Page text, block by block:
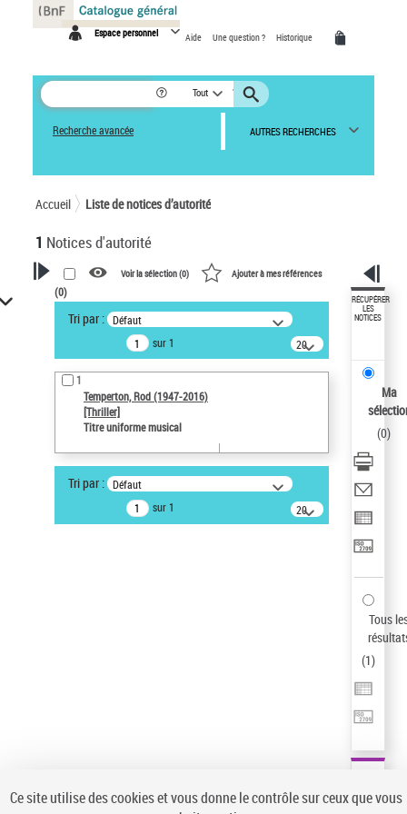
Espace personnel Aide Une question ? Historique
Tout
Recherche avancée AUTRES RECHERCHES
Accueil Liste de notices d’autorité
1 Notices d'autorité
VOTRE RECHERCHE
Recherche avancée dans les
notices d’autorité
Œuvres liées à l'auteur :
Temperton, Rod (1947-2016)
Sauvegarder votre recherche
AFFINER
Type de notice d'autorité
Voir la sélection (0) Ajouter à mes références
(0)
Tri par : Défaut
sur 1
20
résultats/page
1
Temperton, Rod (1947-2016)
[Thriller]
Titre uniforme musical
Tri par : Défaut
sur 1
20
résultats/page
RÉCUPÉRER
LES
NOTICES
Ma
(0)
Tous
(1)
Panneau de gestion des cookies
Ce site utilise des cookies et vous donne le contrôle sur ceux que vous